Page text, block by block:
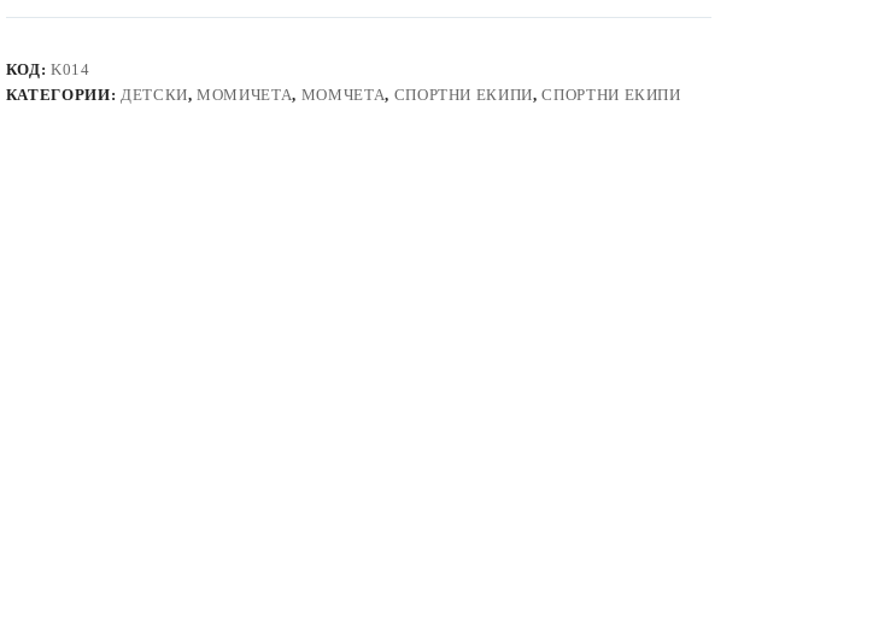
червен
КОД:K014
КАТЕГОРИИ: ДЕТСКИ,МОМИЧЕТА, МОМЧЕТА, СПОРТНИ ЕКИПИ,СПОРТНИ ЕКИПИ